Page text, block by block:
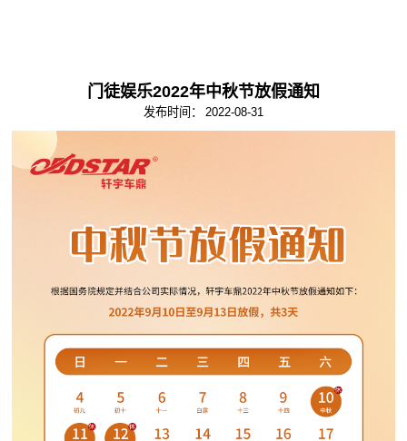
门徒娱乐2022年中秋节放假通知
发布时间： 2022-08-31